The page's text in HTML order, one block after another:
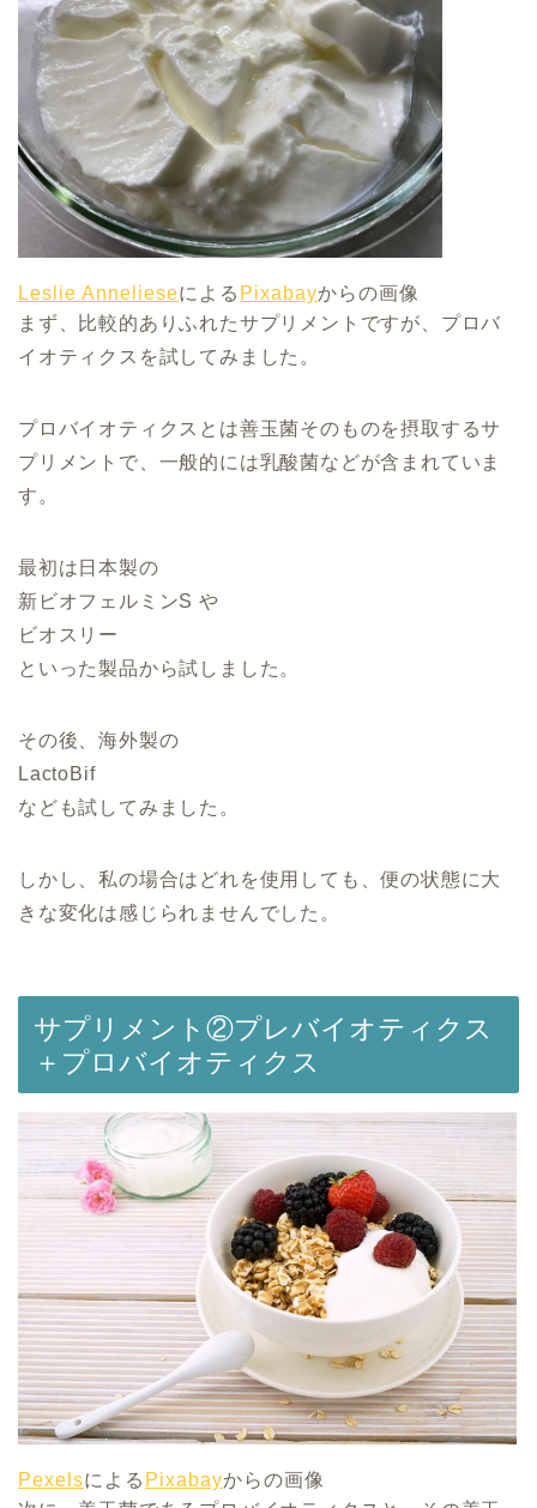
Leslie Annelieseによる Pixabayからの画像
まず、比較的ありふれたサプリメントですが、プロバ
イオティクスを試してみました。
プロバイオティクスとは善玉菌そのものを摂取するサ
プリメントで、一般的には乳酸菌などが含まれていま
す。
最初は日本製の
新ビオフェルミンS や
ビオスリー
といった製品から試しました。
その後、海外製の
LactoBif
なども試してみました。
しかし、私の場合はどれを使用しても、便の状態に大
きな変化は感じられませんでした。
サプリメント②プレバイオティクス
＋プロバイオティクス
Pexelsによる Pixabayからの画像